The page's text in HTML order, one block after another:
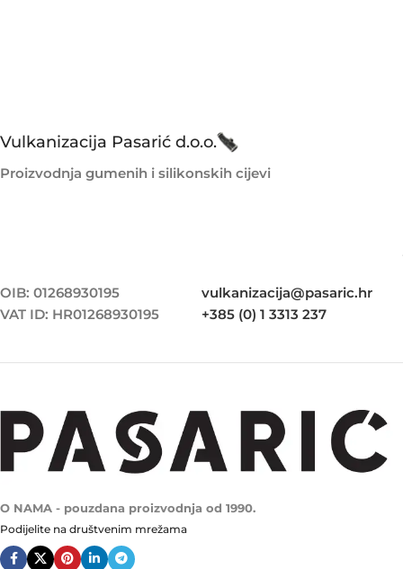
Vulkanizacija Pasarić d.o.o.
Proizvodnja gumenih i silikonskih cijevi
OIB: 01268930195
VAT ID: HR01268930195
vulkanizacija@pasaric.hr
+385 (0) 1 3313 237
O NAMA - pouzdana proizvodnja od 1990.
Podijelite na društvenim mrežama